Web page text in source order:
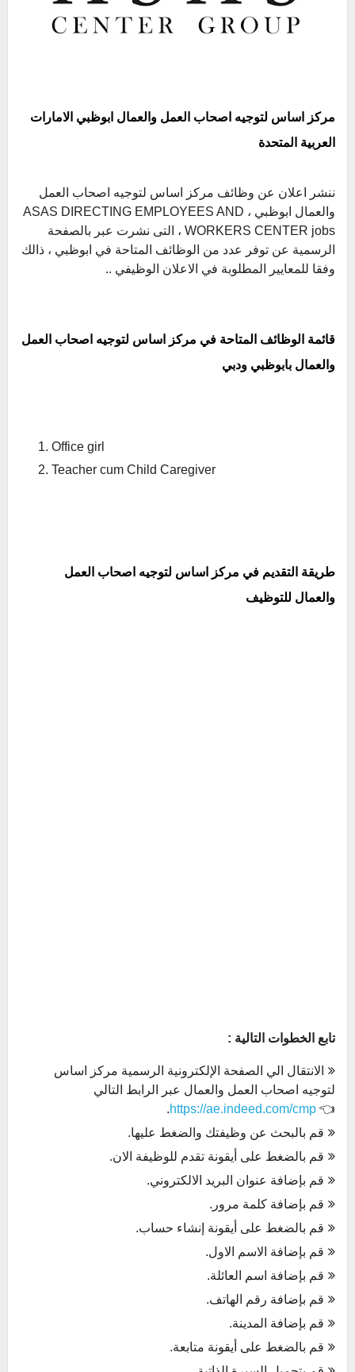
مركز اساس لتوجيه اصحاب العمل والعمال ابوظبي الامارات
العربية المتحدة
ننشر اعلان عن وظائف مركز اساس لتوجيه اصحاب العمل
والعمال ابوظبي ، ASAS DIRECTING EMPLOYEES AND
WORKERS CENTER jobs ، التى نشرت عبر بالصفحة
الرسمية عن توفر عدد من الوظائف المتاحة في ابوظبي ، ذالك
وفقا للمعايير المطلوبة في الاعلان الوظيفي ..
قائمة الوظائف المتاحة في مركز اساس لتوجيه اصحاب العمل
والعمال بابوظبي ودبي
Office girl
Teacher cum Child Caregiver
طريقة التقديم في مركز اساس لتوجيه اصحاب العمل
والعمال للتوظيف
تابع الخطوات التالية :
الانتقال الي الصفحة الإلكترونية الرسمية مركز اساس
لتوجيه اصحاب العمل والعمال عبر الرابط التالي
👈
https://ae.indeed.com/cmp
.
قم بالبحث عن وظيفتك والضغط عليها.
قم بالضغط على أيقونة تقدم للوظيفة الان.
قم بإضافة عنوان البريد الالكتروني.
قم بإضافة كلمة مرور.
قم بالضغط على أيقونة إنشاء حساب.
قم بإضافة الاسم الاول.
قم بإضافة اسم العائلة.
قم بإضافة رقم الهاتف.
قم بإضافة المدينة.
قم بالضغط على أيقونة متابعة.